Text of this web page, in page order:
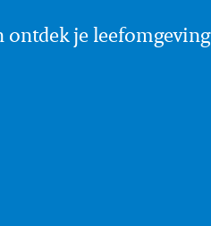
ontdek je leefomgeving